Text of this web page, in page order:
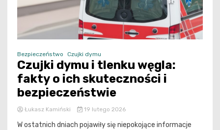
Bezpieczeństwo Czujki dymu
Czujki dymu i tlenku węgla:
fakty o ich skuteczności i
bezpieczeństwie
Łukasz Kamiński 19 lutego 2026
W ostatnich dniach pojawiły się niepokojące informacje